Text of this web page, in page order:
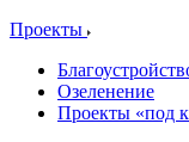
Проекты
Озеленение
Проекты «под